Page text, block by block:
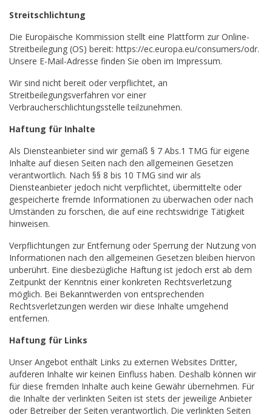
Streitschlichtung
Die Europäische Kommission stellt eine Plattform zur Online-
Streitbeilegung (OS) bereit: https://ec.europa.eu/consumers/odr.
Unsere E-Mail-Adresse finden Sie oben im Impressum.
Wir sind nicht bereit oder verpflichtet, an
Streitbeilegungsverfahren vor einer
Verbraucherschlichtungsstelle teilzunehmen.
Haftung für Inhalte
Als Diensteanbieter sind wir gemäß § 7 Abs.1 TMG für eigene
Inhalte auf diesen Seiten nach den allgemeinen Gesetzen
verantwortlich. Nach §§ 8 bis 10 TMG sind wir als
Diensteanbieter jedoch nicht verpflichtet, übermittelte oder
gespeicherte fremde Informationen zu überwachen oder nach
Umständen zu forschen, die auf eine rechtswidrige Tätigkeit
hinweisen.
Verpflichtungen zur Entfernung oder Sperrung der Nutzung von
Informationen nach den allgemeinen Gesetzen bleiben hiervon
unberührt. Eine diesbezügliche Haftung ist jedoch erst ab dem
Zeitpunkt der Kenntnis einer konkreten Rechtsverletzung
möglich. Bei Bekanntwerden von entsprechenden
Rechtsverletzungen werden wir diese Inhalte umgehend
entfernen.
Haftung für Links
Unser Angebot enthält Links zu externen Websites Dritter,
aufderen Inhalte wir keinen Einfluss haben. Deshalb können wir
für diese fremden Inhalte auch keine Gewähr übernehmen. Für
die Inhalte der verlinkten Seiten ist stets der jeweilige Anbieter
oder Betreiber der Seiten verantwortlich. Die verlinkten Seiten